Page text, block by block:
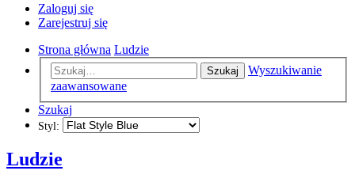
Zaloguj się
Zarejestruj się
Strona główna Ludzie
Szukaj
Wyszukiwanie
zaawansowane
Szukaj
Styl:
Ludzie